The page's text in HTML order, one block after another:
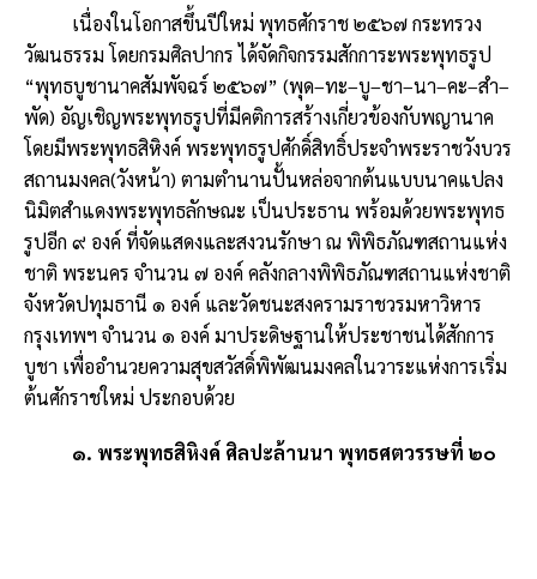
เนื่องในโอกาสขึ้นปีใหม่ พุทธศักราช ๒๕๖๗ กระทรวง
วัฒนธรรม โดยกรมศิลปากร ได้จัดกิจกรรมสักการะพระพุทธรูป
“พุทธบูชานาคสัมพัจฉร์ ๒๕๖๗” (พุด–ทะ–บู–ชา–นา–คะ–สำ–
พัด) อัญเชิญพระพุทธรูปที่มีคติการสร้างเกี่ยวข้องกับพญานาค
โดยมีพระพุทธสิหิงค์ พระพุทธรูปศักดิ์สิทธิ์ประจำพระราชวังบวร
สถานมงคล(วังหน้า) ตามตำนานปั้นหล่อจากต้นแบบนาคแปลง
นิมิตสำแดงพระพุทธลักษณะ เป็นประธาน พร้อมด้วยพระพุทธ
รูปอีก ๙ องค์ ที่จัดแสดงและสงวนรักษา ณ พิพิธภัณฑสถานแห่ง
ชาติ พระนคร จำนวน ๗ องค์ คลังกลางพิพิธภัณฑสถานแห่งชาติ
จังหวัดปทุมธานี ๑ องค์ และวัดชนะสงครามราชวรมหาวิหาร
กรุงเทพฯ จำนวน ๑ องค์ มาประดิษฐานให้ประชาชนได้สักการ
บูชา เพื่ออำนวยความสุขสวัสดิ์พิพัฒนมงคลในวาระแห่งการเริ่ม
ต้นศักราชใหม่ ประกอบด้วย
๑. พระพุทธสิหิงค์ ศิลปะล้านนา พุทธศตวรรษที่ ๒๐